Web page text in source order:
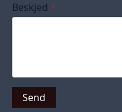
Beskjed *
Send